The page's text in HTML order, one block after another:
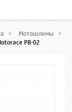
> Мотошлемы
PB-02